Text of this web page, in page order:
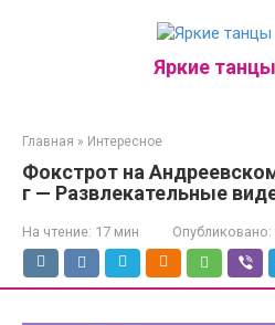
Яркие танцы
Главная » Интересное
Фокстрот на
г — Развлекательные
На чтение: 17 мин Опубликовано: